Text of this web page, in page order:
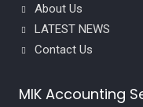
About Us
LATEST NEWS
Contact Us
MIK Accounting